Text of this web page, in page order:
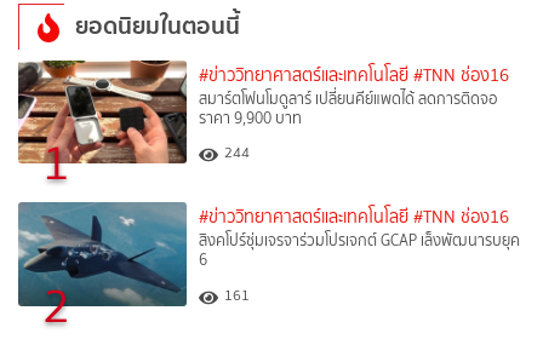
ยอดนิยมในตอนนี้
1
#ข่าววิทยาศาสตร์และเทคโนโลยี #TNN ช่อง16
สมาร์ตโฟนโมดูลาร์ เปลี่ยนคีย์แพดได้ ลดการติดจอ
ราคา 9,900 บาท
244
2
#ข่าววิทยาศาสตร์และเทคโนโลยี #TNN ช่อง16
สิงคโปร์ซุ่มเจรจาร่วมโปรเจกต์ GCAP เล็งพัฒนารบยุค
6
161